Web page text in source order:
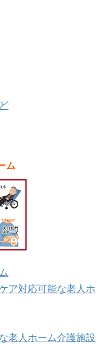
ム
ア対応可能な老人ホ
老人ホーム介護施設